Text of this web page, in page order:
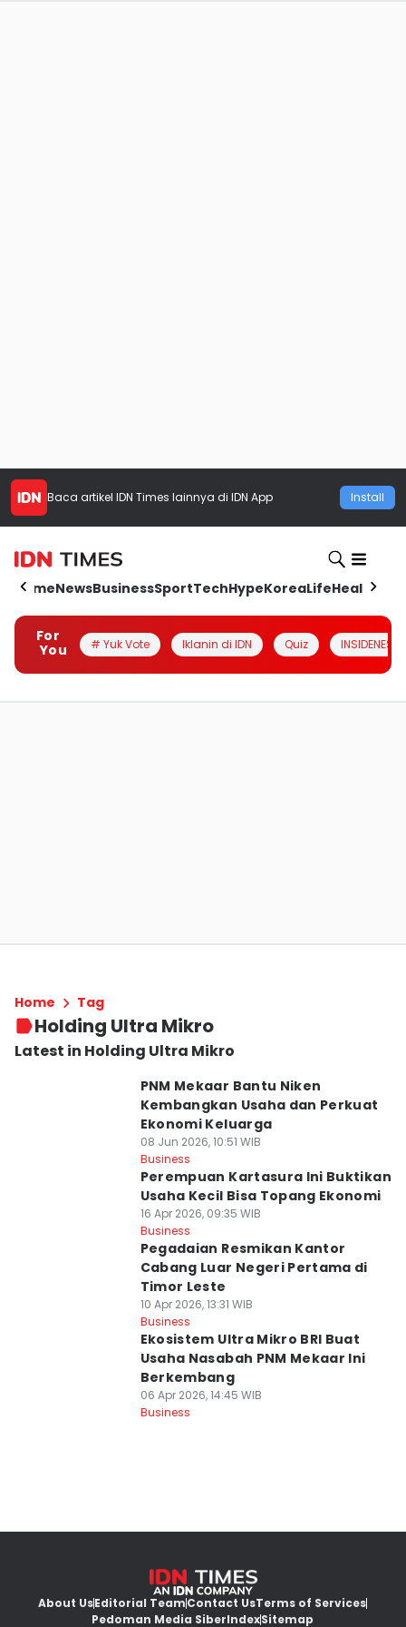
Baca artikel IDN Times lainnya di IDN App Install
HomeNewsBusinessSportTechHypeKoreaLifeHealth
For
You
# Yuk Vote Iklanin di IDN Quiz INSIDENESIA
Home Tag
Holding Ultra Mikro
Latest in Holding Ultra Mikro
PNM Mekaar Bantu Niken
Kembangkan Usaha dan Perkuat
Ekonomi Keluarga
08 Jun 2026, 10:51 WIB
Business
Perempuan Kartasura Ini Buktikan
Usaha Kecil Bisa Topang Ekonomi
16 Apr 2026, 09:35 WIB
Business
Pegadaian Resmikan Kantor
Cabang Luar Negeri Pertama di
Timor Leste
10 Apr 2026, 13:31 WIB
Business
Ekosistem Ultra Mikro BRI Buat
Usaha Nasabah PNM Mekaar Ini
Berkembang
06 Apr 2026, 14:45 WIB
Business
About UsEditorial TeamContact UsTerms of Services
Pedoman Media SiberIndexSitemap